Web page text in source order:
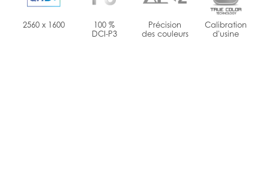
2560 x 1600
100 %
DCI-P3
Précision
des couleurs
Calibration
d'usine